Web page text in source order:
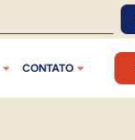
CONTATO